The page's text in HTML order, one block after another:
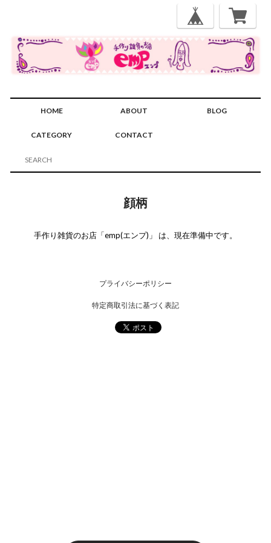
HOME ABOUT BLOG
CATEGORY CONTACT
顔柄
手作り雑貨のお店「emp(エンプ)」 は、現在準備中です。
プライバシーポリシー
特定商取引法に基づく表記